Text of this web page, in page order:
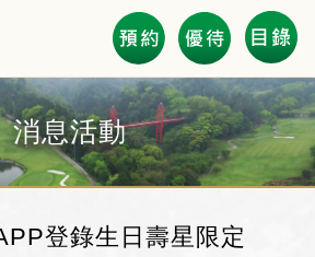
Coupon
友專區
消息活動
登錄生日壽星限定